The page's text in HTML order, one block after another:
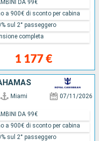
1 177 €
DA 99€
a 900€ di sconto per cabina
sul 2° passeggero
completa
Miami 07/11/2026
DA 99€
a 900€ di sconto per cabina
sul 2° passeggero